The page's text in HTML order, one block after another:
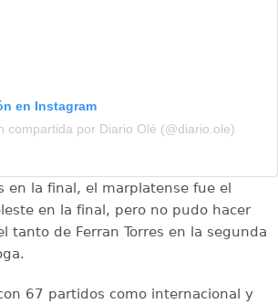
en Instagram
compartida por Diario Olé (@diario.ole)
en la final, el marplatense fue el
en la final, pero no pudo hacer
tanto de Ferran Torres en la segunda
67 partidos como internacional y